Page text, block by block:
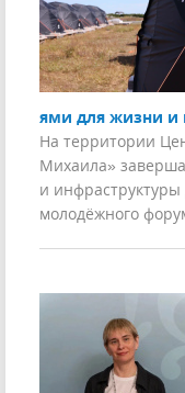
ями для жизни и
На территории
Михаила»
и
молодёжного